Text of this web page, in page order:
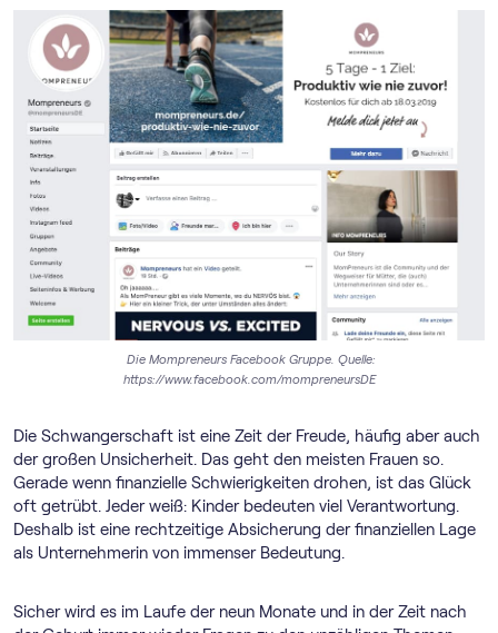
Die Mompreneurs Facebook Gruppe. Quelle:
https://www.facebook.com/mompreneursDE
Die Schwangerschaft ist eine Zeit der Freude, häufig aber auch
der großen Unsicherheit. Das geht den meisten Frauen so.
Gerade wenn finanzielle Schwierigkeiten drohen, ist das Glück
oft getrübt. Jeder weiß: Kinder bedeuten viel Verantwortung.
Deshalb ist eine rechtzeitige Absicherung der finanziellen Lage
als Unternehmerin von immenser Bedeutung.
Sicher wird es im Laufe der neun Monate und in der Zeit nach